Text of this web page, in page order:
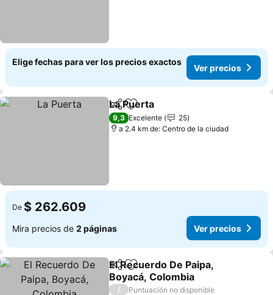
Elige fechas para ver los precios exactos
Ver precios
CompartirAgregar a favoritos
La Puerta
9,3 Excelente
25
a 2.4 km de: Centro de la ciudad
De $ 262.609
Mira precios de 2 páginas Ver precios
CompartirAgregar a favoritos
El Recuerdo De Paipa,
Boyacá, Colombia
/
Puntuación no disponible